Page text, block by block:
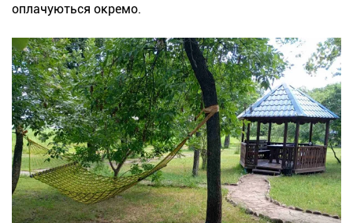
оплачуються окремо.